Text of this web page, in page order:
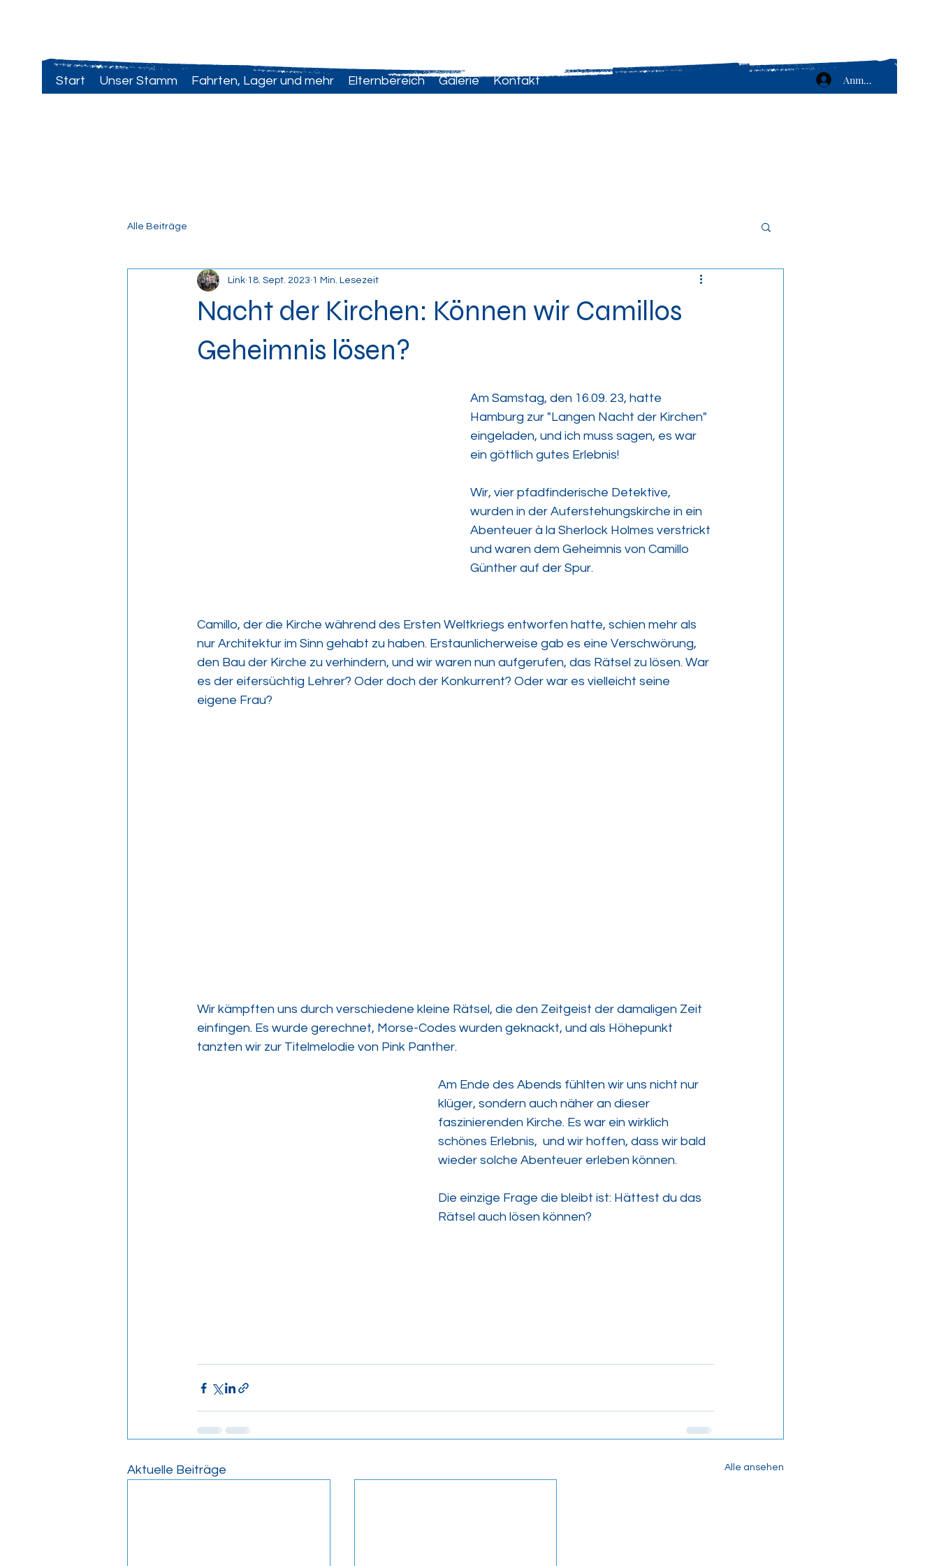
Start Unser Stamm Fahrten, Lager und mehr Elternbereich Galerie Kontakt Anmelden
Alle Beiträge
Nacht der Kirchen: Können wir Camillos
Geheimnis lösen?
Link 18. Sept. 2023 1 Min. Lesezeit
Am Samstag, den 16.09. 23, hatte
Hamburg zur "Langen Nacht der Kirchen"
eingeladen, und ich muss sagen, es war
ein göttlich gutes Erlebnis!
Wir, vier pfadfinderische Detektive,
wurden in der Auferstehungskirche in ein
Abenteuer à la Sherlock Holmes verstrickt
und waren dem Geheimnis von Camillo
Günther auf der Spur.
Camillo, der die Kirche während des Ersten Weltkriegs entworfen hatte, schien mehr als
nur Architektur im Sinn gehabt zu haben. Erstaunlicherweise gab es eine Verschwörung,
den Bau der Kirche zu verhindern, und wir waren nun aufgerufen, das Rätsel zu lösen. War
es der eifersüchtig Lehrer? Oder doch der Konkurrent? Oder war es vielleicht seine
eigene Frau?
Wir kämpften uns durch verschiedene kleine Rätsel, die den Zeitgeist der damaligen Zeit
einfingen. Es wurde gerechnet, Morse-Codes wurden geknackt, und als Höhepunkt
tanzten wir zur Titelmelodie von Pink Panther.
Am Ende des Abends fühlten wir uns nicht nur
klüger, sondern auch näher an dieser
faszinierenden Kirche. Es war ein wirklich
schönes Erlebnis,  und wir hoffen, dass wir bald
wieder solche Abenteuer erleben können.
Die einzige Frage die bleibt ist: Hättest du das
Rätsel auch lösen können?
Aktuelle Beiträge Alle ansehen